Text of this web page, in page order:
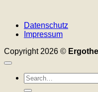
Datenschutz
Impressum
Copyright 2026 ©